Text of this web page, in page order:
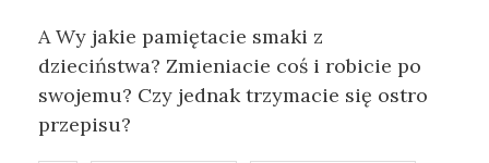
A Wy jakie pamiętacie smaki z
dzieciństwa? Zmieniacie coś i robicie po
swojemu? Czy jednak trzymacie się ostro
przepisu?